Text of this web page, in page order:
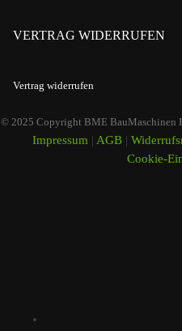
VERTRAG WIDERRUFEN
Vertrag widerrufen
© 2025 Copyright BME BauMaschinen
Impressum | AGB|
Cookie-